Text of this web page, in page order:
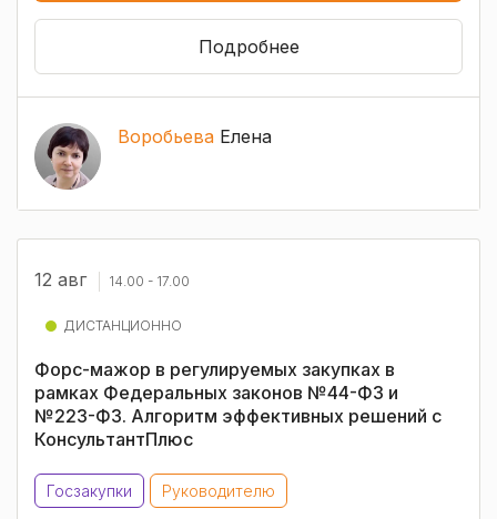
Подробнее
Воробьева Елена
12 авг 14.00 - 17.00
ДИСТАНЦИОННО
Форс-мажор в регулируемых закупках в
рамках Федеральных законов №44-ФЗ и
№223-ФЗ. Алгоритм эффективных решений с
КонсультантПлюс
Госзакупки Руководителю